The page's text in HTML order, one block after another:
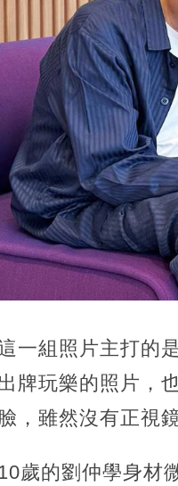
一組照片主打的
牌玩樂的照片，
臉，雖然沒有正視
歲的劉仲學身材